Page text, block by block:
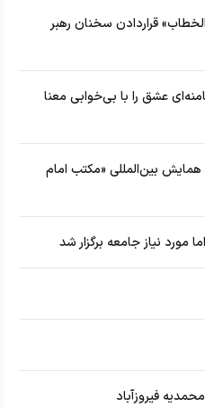
قراردادن سخنان رهبر
عشق را با بی‌خوابی معنا
بین‌المللی «مکتب امام
نیاز جامعه برگزار شد
فیروزآباد